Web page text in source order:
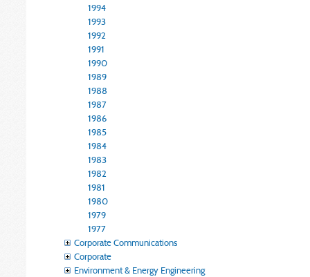
1994
1993
1992
1991
1990
1989
1988
1987
1986
1985
1984
1983
1982
1981
1980
1979
1977
Corporate Communications
Corporate
Environment & Energy Engineering